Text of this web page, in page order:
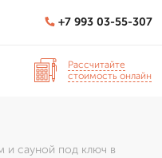
+7 993 03-55-307
Рассчитайте
стоимость онлайн
и сауной под ключ в